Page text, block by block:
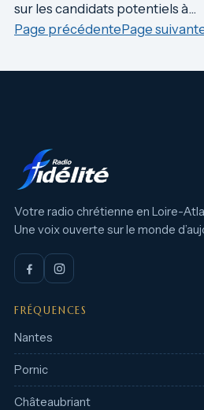
sur les candidats potentiels à…
Page précédentePage
Votre radio chrétienne en Loire-
Une voix ouverte sur le monde
FRÉQUENCES
Nantes
Pornic
Châteaubriant